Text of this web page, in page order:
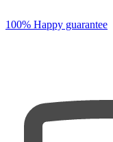
100% Happy guarantee